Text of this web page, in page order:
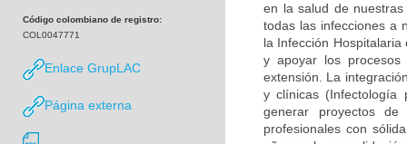
Código colombiano de registro:
COL0047771
Enlace GrupLAC
Página externa
en la salud de
todas las infecciones a
la Infección
y apoyar los
extensión. La
y clínicas (Infectología
generar proyectos
profesionales con